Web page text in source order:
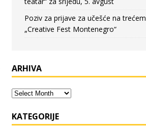
Poziv za prijave za učešće na trećem
„Creative Fest Montenegro“
ARHIVA
KATEGORIJE